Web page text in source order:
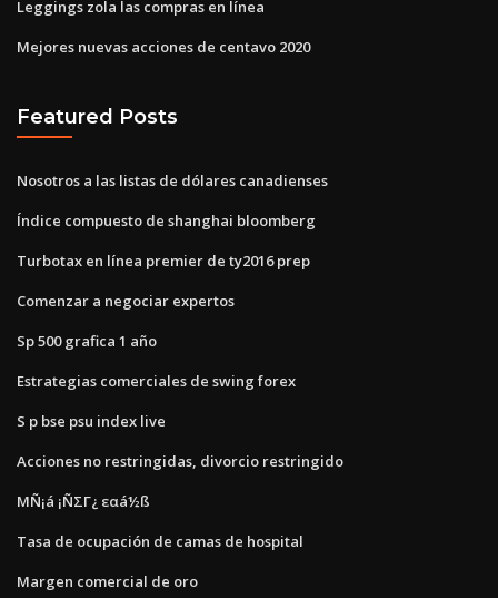
Leggings zola las compras en línea
Mejores nuevas acciones de centavo 2020
Featured Posts
Nosotros a las listas de dólares canadienses
Índice compuesto de shanghai bloomberg
Turbotax en línea premier de ty2016 prep
Comenzar a negociar expertos
Sp 500 grafica 1 año
Estrategias comerciales de swing forex
S p bse psu index live
Acciones no restringidas, divorcio restringido
ΜÑ¡á ¡ÑΣΓ¿ εαá½ß
Tasa de ocupación de camas de hospital
Margen comercial de oro